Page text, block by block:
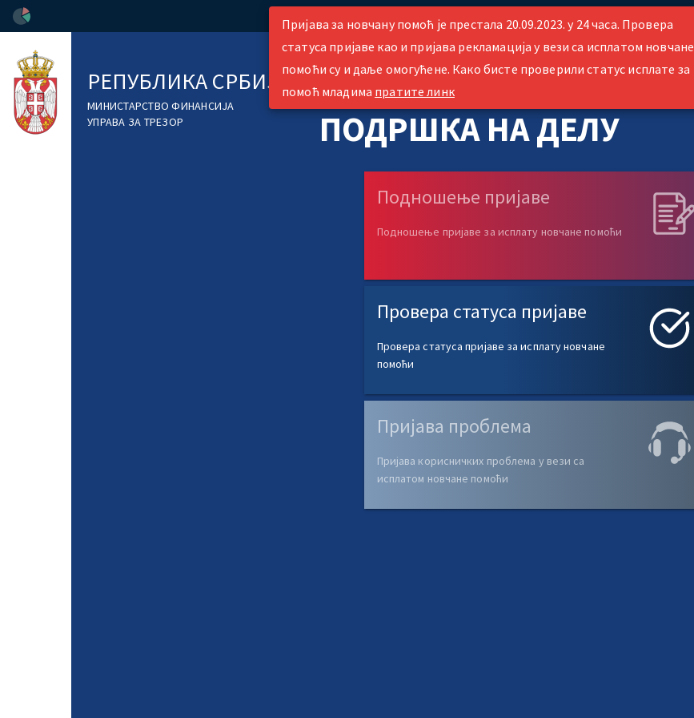
Пријава за новчану помоћ је престала 20.09.2023. у 24 часа. Провера
статуса пријаве као и пријава рекламација у вези са исплатом новчане
помоћи су и даље омогућене. Како бисте проверили статус исплате за
помоћ младима пратите линк
РЕПУБЛИКА СРБИЈА
МИНИСТАРСТВО ФИНАНСИЈА
УПРАВА ЗА ТРЕЗОР
ПОДРШКА НА ДЕЛУ
Подношење пријаве
Подношење пријаве за исплату новчане помоћи
Провера статуса пријаве
Провера статуса пријаве за исплату новчане
помоћи
Пријава проблема
Пријава корисничких проблема у вези са
исплатом новчане помоћи